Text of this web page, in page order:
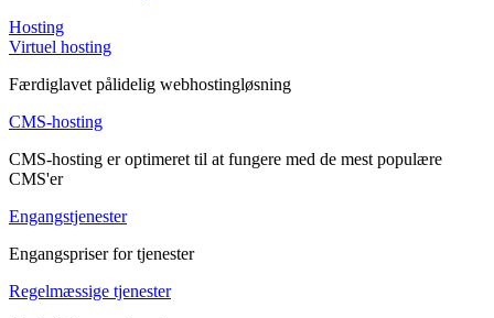
Hosting
Virtuel hosting
Færdiglavet pålidelig webhostingløsning
CMS-hosting
CMS-hosting er optimeret til at fungere med de mest populære
CMS'er
Engangstjenester
Engangspriser for tjenester
Regelmæssige tjenester